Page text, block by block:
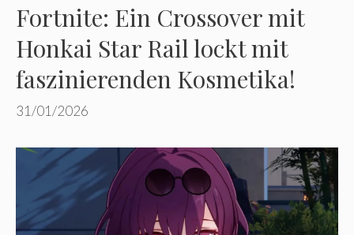
Fortnite: Ein Crossover mit
Honkai Star Rail lockt mit
faszinierenden Kosmetika!
31/01/2026